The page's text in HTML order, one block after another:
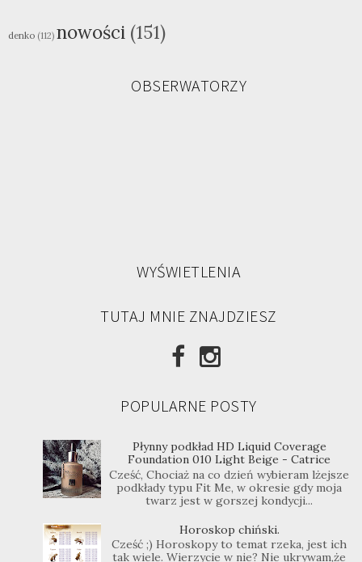
denko (112) nowości (151)
OBSERWATORZY
WYŚWIETLENIA
TUTAJ MNIE ZNAJDZIESZ
POPULARNE POSTY
Płynny podkład HD Liquid Coverage
Foundation 010 Light Beige - Catrice
Cześć, Chociaż na co dzień wybieram lżejsze
podkłady typu Fit Me, w okresie gdy moja
twarz jest w gorszej kondycji...
Horoskop chiński.
Cześć ;) Horoskopy to temat rzeka, jest ich
tak wiele. Wierzycie w nie? Nie ukrywam,że